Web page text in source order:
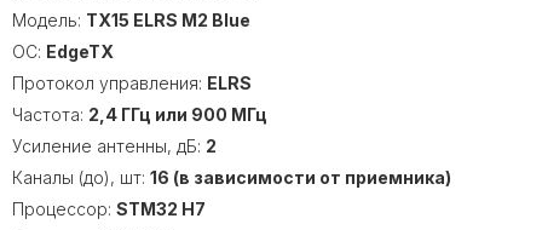
Модель: TX15 ELRS M2 Blue
ОС: EdgeTX
Протокол управления: ELRS
Частота: 2,4 ГГц или 900 МГц
Усиление антенны, дБ: 2
Каналы (до), шт: 16 (в зависимости от приемника)
Процессор: STM32 H7